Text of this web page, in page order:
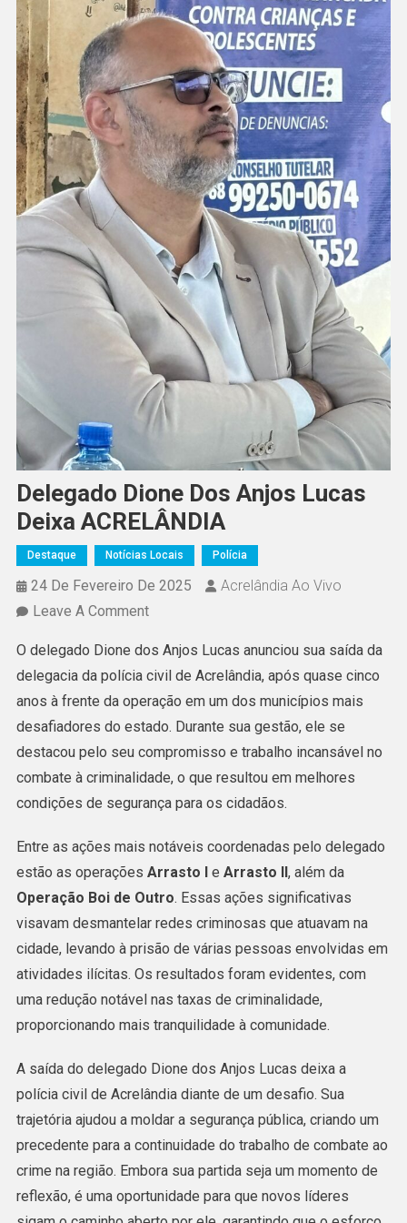
Delegado Dione Dos Anjos Lucas
Deixa ACRELÂNDIA
Destaque Notícias Locais Polícia
24 De Fevereiro De 2025
Acrelândia Ao Vivo
Leave A CommentOn
Dione
Anjos
Deixa
ACRELÂNDIA
O delegado Dione dos Anjos Lucas anunciou sua saída da
delegacia da polícia civil de Acrelândia, após quase cinco
anos à frente da operação em um dos municípios mais
desafiadores do estado. Durante sua gestão, ele se
destacou pelo seu compromisso e trabalho incansável no
combate à criminalidade, o que resultou em melhores
condições de segurança para os cidadãos.
Entre as ações mais notáveis coordenadas pelo delegado
estão as operações Arrasto I e Arrasto II , além da
Operação Boi de Outro. Essas ações significativas
visavam desmantelar redes criminosas que atuavam na
cidade, levando à prisão de várias pessoas envolvidas em
atividades ilícitas. Os resultados foram evidentes, com
uma redução notável nas taxas de criminalidade,
proporcionando mais tranquilidade à comunidade.
A saída do delegado Dione dos Anjos Lucas deixa a
polícia civil de Acrelândia diante de um desafio. Sua
trajetória ajudou a moldar a segurança pública, criando um
precedente para a continuidade do trabalho de combate ao
crime na região. Embora sua partida seja um momento de
reflexão, é uma oportunidade para que novos líderes